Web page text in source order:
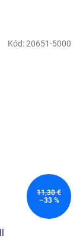
11,30 €
–33 %
Kód:20651-5000